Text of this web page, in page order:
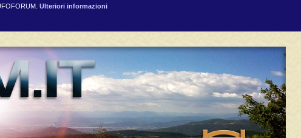
Ulteriori informazioni